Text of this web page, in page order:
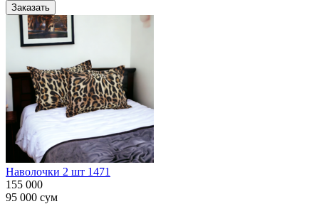
Заказать
Наволочки 2 шт 1471
155 000
95 000 сум